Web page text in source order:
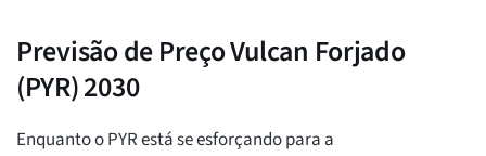
Previsão de Preço Vulcan Forjado
(PYR) 2030
Enquanto o PYR está se esforçando para a